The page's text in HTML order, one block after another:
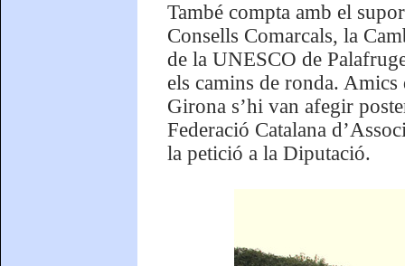
També compta amb el
Consells Comarcals, la
de la UNESCO de
els camins de ronda.
Girona s’hi van afegir
Federació Catalana
la petició a la Diputació.